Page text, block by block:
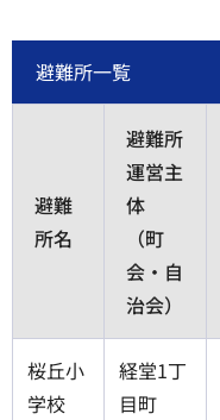
避難所一覧
避難
所名
避難所
運営主
体
（町
会・自
治会）
桜丘小
学校
経堂1丁
目町